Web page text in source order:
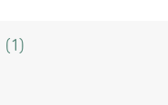
(1)